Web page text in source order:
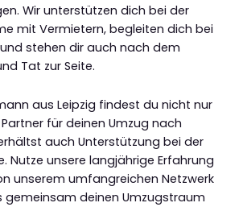
Wir unterstützen dich bei der
mit Vermietern, begleiten dich bei
stehen dir auch nach dem
Tat zur Seite.
aus Leipzig findest du nicht nur
für deinen Umzug nach
auch Unterstützung bei der
Nutze unsere langjährige Erfahrung
unserem umfangreichen Netzwerk
gemeinsam deinen Umzugstraum